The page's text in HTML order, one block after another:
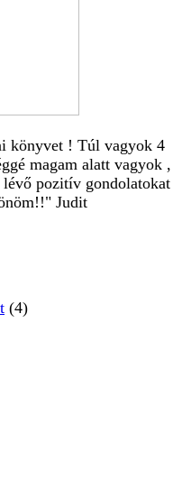
könyvet ! Túl vagyok 4
magam alatt vagyok ,
pozitív gondolatokat
Judit
(4)